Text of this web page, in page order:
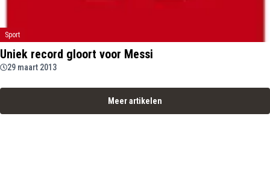
Sport
Uniek record gloort voor Messi
29 maart 2013
Meer artikelen